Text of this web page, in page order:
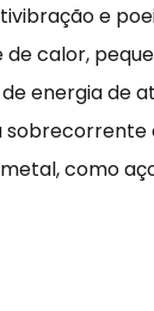
e
calor,
energia de
como